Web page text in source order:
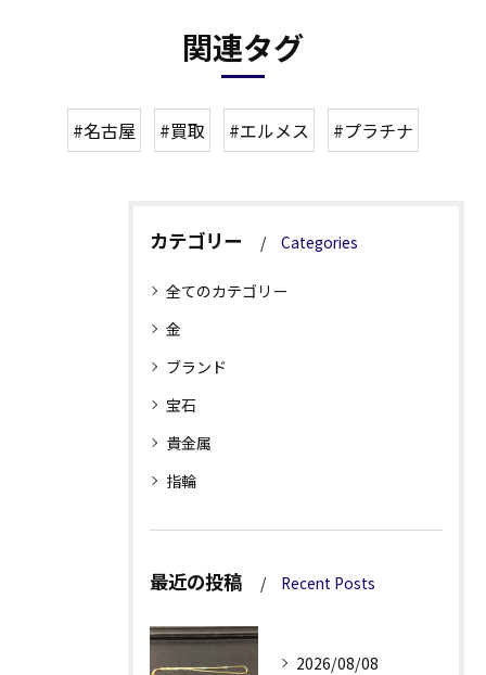
関連タグ
#名古屋 #買取 #エルメス #プラチナ
カテゴリー Categories
全てのカテゴリー
金
ブランド
宝石
貴金属
指輪
最近の投稿 Recent Posts
2026/08/08